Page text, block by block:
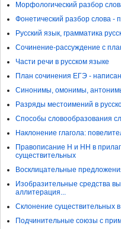
Морфологический разбор
Фонетический разбор слова -
Русский язык, грамматика
Сочинение-рассуждение с
Части речи в русском языке
План сочинения ЕГЭ -
Синонимы, омонимы,
Разряды местоимений в
Способы словообразования
Наклонение глагола:
Правописание Н и НН в
существительных
Восклицательные
Изобразительные средства
аллитерация...
Склонение существительных в
Подчинительные союзы с